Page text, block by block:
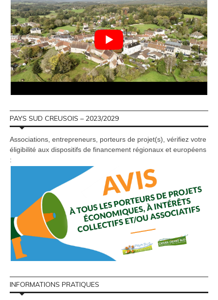
PAYS SUD CREUSOIS – 2023/2029
Associations, entrepreneurs, porteurs de projet(s), vérifiez votre
éligibilité aux dispositifs de financement régionaux et européens
:
INFORMATIONS PRATIQUES